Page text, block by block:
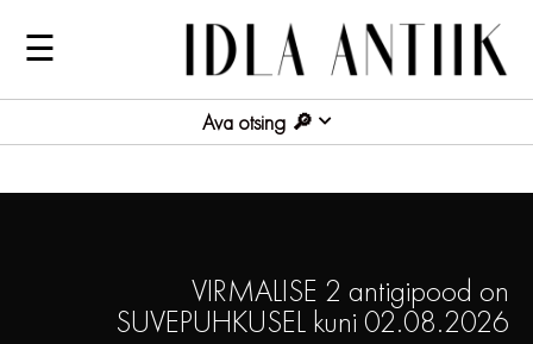
☰
Ava otsing
VIRMALISE 2 antigipood on
SUVEPUHKUSEL kuni 02.08.2026